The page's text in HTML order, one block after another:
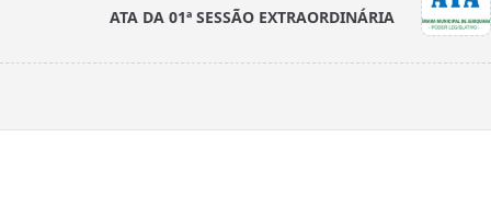
ATA DA 01ª SESSÃO EXTRAORDINÁRIA